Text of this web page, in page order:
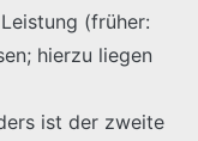
(früher:
hierzu liegen
ist der zweite